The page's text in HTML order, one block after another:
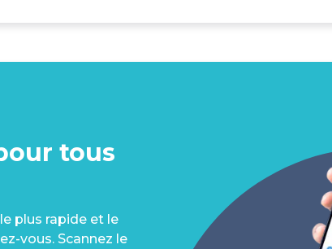
tous
plus rapide et le
vous. Scannez le